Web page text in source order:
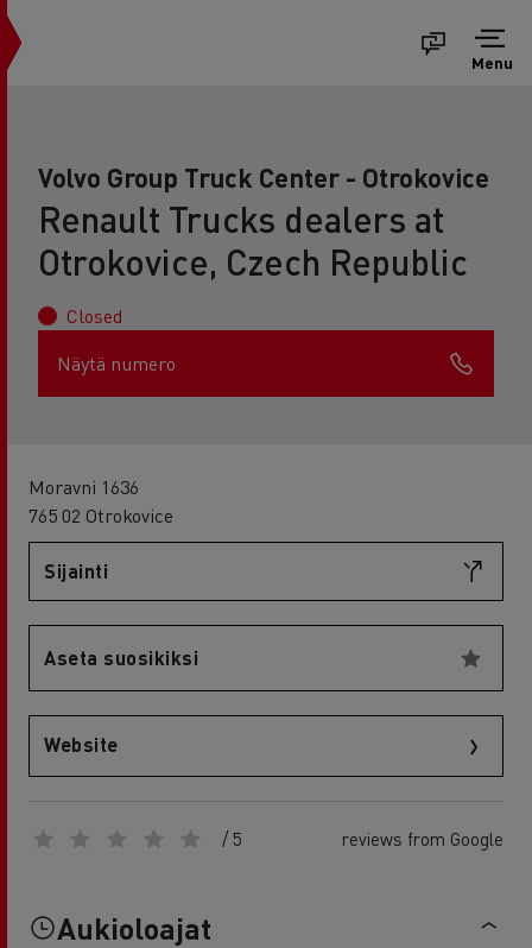
Menu
Volvo Group Truck Center - Otrokovice
Renault Trucks dealers at
Otrokovice, Czech Republic
Closed
Näytä numero
Moravni 1636
765 02 Otrokovice
Sijainti
Aseta suosikiksi
Website
/ 5 reviews from Google
Aukioloajat